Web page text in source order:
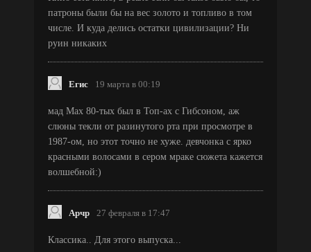
патроны были бы на вес золото и топливо в том
числе. И куда делись остатки цивилизации? Ни
руин никаких
Егис 19 марта в 00:19
мад Мах 80-тых был в Топ-ах с Гибсоном, аж
слюны текли от разинутого рта при просмотре в
1987-ом, но этот точно не хуже. девчонка с ярко
красными волосами в сером мраке сюжета кажется
волшебной:)
Арчр 27 февраля в 17:47
Классика.. Для этого выпуска...